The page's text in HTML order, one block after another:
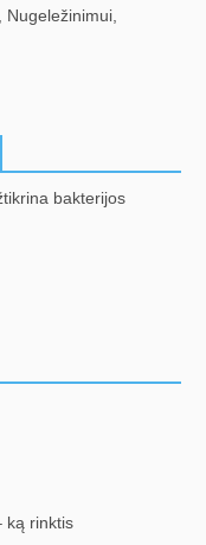
bakterijos
ką rinktis